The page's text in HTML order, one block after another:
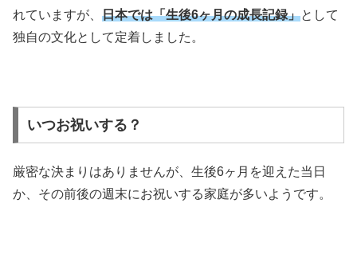
れていますが、 日本では「生後6ヶ月の成長記録」として
独自の文化として定着しました。
いつお祝いする？
厳密な決まりはありませんが、生後6ヶ月を迎えた当日
か、その前後の週末にお祝いする家庭が多いようです。